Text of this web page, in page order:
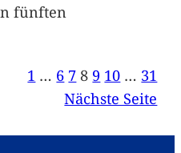
fünften
1 … 6 7 8 9 10 … 31
Nächste Seite